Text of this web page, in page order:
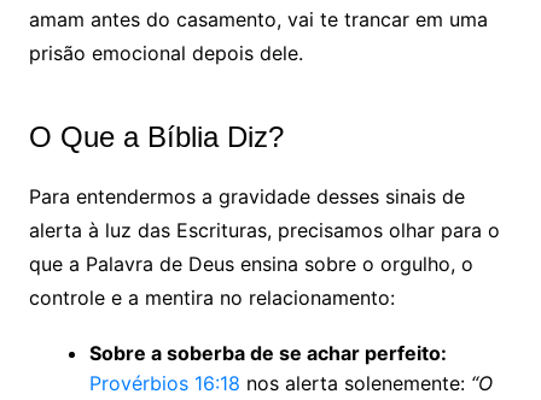
amam antes do casamento, vai te trancar em uma
prisão emocional depois dele.
O Que a Bíblia Diz?
Para entendermos a gravidade desses sinais de
alerta à luz das Escrituras, precisamos olhar para o
que a Palavra de Deus ensina sobre o orgulho, o
controle e a mentira no relacionamento:
Sobre a soberba de se achar perfeito:
Provérbios 16:18 nos alerta solenemente: “O